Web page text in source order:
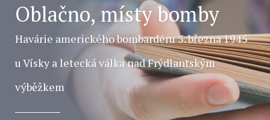
Oblačno, místy bomby
Havárie amerického bombardéru 5. března 1945
u Vísky a letecká válka nad Frýdlantským
výběžkem